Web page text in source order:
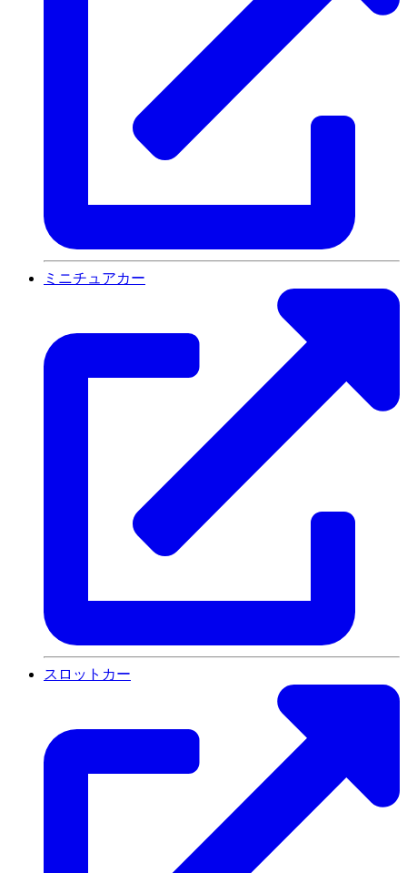
ミニチュアカー
スロットカー